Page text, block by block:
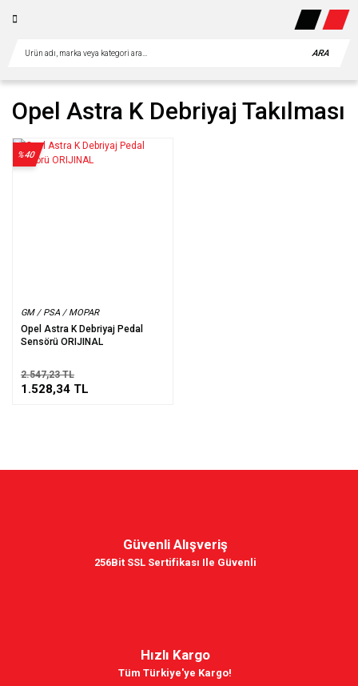
ARA
Opel Astra K Debriyaj Takılması
GM / PSA / MOPAR
Opel Astra K Debriyaj Pedal
Sensörü ORIJINAL
%40
2.547,23 TL
1.528,34 TL
Güvenli Alışveriş
256Bit SSL Sertifikası Ile Güvenli
Hızlı Kargo
Tüm Türkiye'ye Kargo!